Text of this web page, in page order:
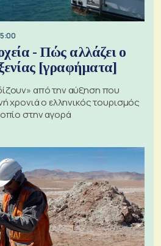
- Πώς αλλάζει ο
[γραφήματα]
από την αύξηση που
χρονιά ο ελληνικός τουρισμός
στην αγορά